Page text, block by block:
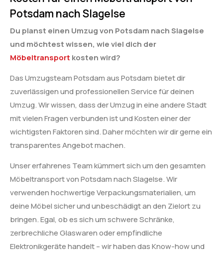
Potsdam nach Slagelse
Du planst einen Umzug von Potsdam nach Slagelse
und möchtest wissen, wie viel dich der
Möbeltransport kosten wird?
Das Umzugsteam Potsdam aus Potsdam bietet dir
zuverlässigen und professionellen Service für deinen
Umzug. Wir wissen, dass der Umzug in eine andere Stadt
mit vielen Fragen verbunden ist und Kosten einer der
wichtigsten Faktoren sind. Daher möchten wir dir gerne ein
transparentes Angebot machen.
Unser erfahrenes Team kümmert sich um den gesamten
Möbeltransport von Potsdam nach Slagelse. Wir
verwenden hochwertige Verpackungsmaterialien, um
deine Möbel sicher und unbeschädigt an den Zielort zu
bringen. Egal, ob es sich um schwere Schränke,
zerbrechliche Glaswaren oder empfindliche
Elektronikgeräte handelt – wir haben das Know-how und